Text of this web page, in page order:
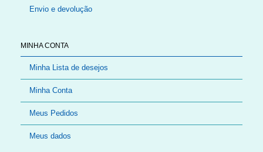
Envio e devolução
MINHA CONTA
Minha Lista de desejos
Minha Conta
Meus Pedidos
Meus dados